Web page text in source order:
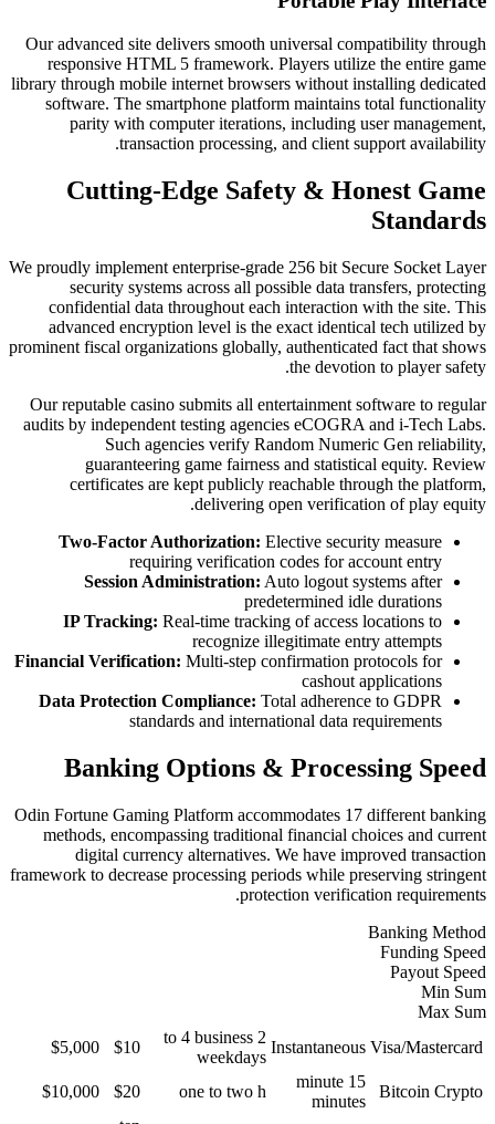
Our advanced site delivers
responsive HTML 5
library through mobile internet
software. The smartphone
parity with computer
transaction
Cutting-Edge
We proudly implement enterprise-
security systems across all
confidential data throughout
advanced encryption level is
prominent fiscal organizations
Our reputable casino submits all
audits by independent testing
Such agencies verify
guaranteering game
certificates are kept publicly
delivering
Two-Factor Authorization:
requiring
Session Administration:
IP Tracking:Real-time
recognize
Financial Verification:Multi-step
Data Protection Compliance:
standards and
Banking Options
Odin Fortune Gaming Platform
methods, encompassing
digital currency
framework to decrease processing
2 to 4 business
weekdays
$10
$5,000
one to two h
$20
$10,000